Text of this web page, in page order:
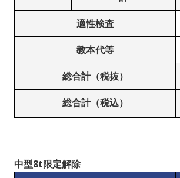
適性検査
教本代等
総合計（税抜）
総合計（税込）
中型8t限定解除